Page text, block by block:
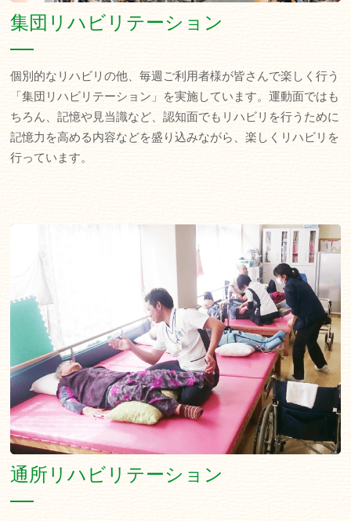
集団リハビリテーション
個別的なリハビリの他、毎週ご利用者様が皆さんで楽しく行う
「集団リハビリテーション」を実施しています。運動面ではも
ちろん、記憶や見当識など、認知面でもリハビリを行うために
記憶力を高める内容などを盛り込みながら、楽しくリハビリを
行っています。
通所リハビリテーション